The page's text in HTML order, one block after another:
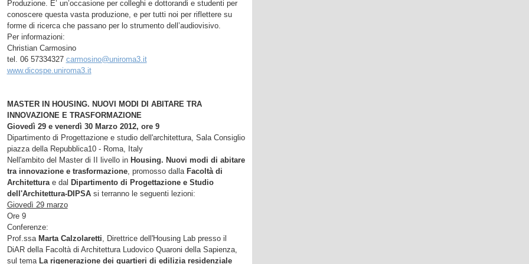
Produzione. E’ un’occasione per colleghi e dottorandi e studenti per
conoscere questa vasta produzione, e per tutti noi per riflettere su
forme di ricerca che passano per lo strumento dell’audiovisivo.
Per informazioni:
Christian Carmosino
tel. 06 57334327 carmosino@uniroma3.it
www.dicospe.uniroma3.it
MASTER IN HOUSING. NUOVI MODI DI ABITARE TRA
INNOVAZIONE E TRASFORMAZIONE
Giovedì 29 e venerdì 30 Marzo 2012, ore 9
Dipartimento di Progettazione e studio dell'architettura, Sala Consiglio
piazza della Repubblica10 - Roma, Italy
Nell'ambito del Master di II livello in Housing. Nuovi modi di abitare
tra innovazione e trasformazione, promosso dalla Facoltà di
Architetturae dal Dipartimento di Progettazione e Studio
dell'Architettura-DIPSAsi terranno le seguenti lezioni:
Giovedì 29 marzo
Ore 9
Conferenze:
Prof.ssa Marta Calzolaretti , Direttrice dell'Housing Lab presso il
DiAR della Facoltà di Architettura Ludovico Quaroni della Sapienza,
sul tema La rigenerazione dei quartieri di edilizia residenziale